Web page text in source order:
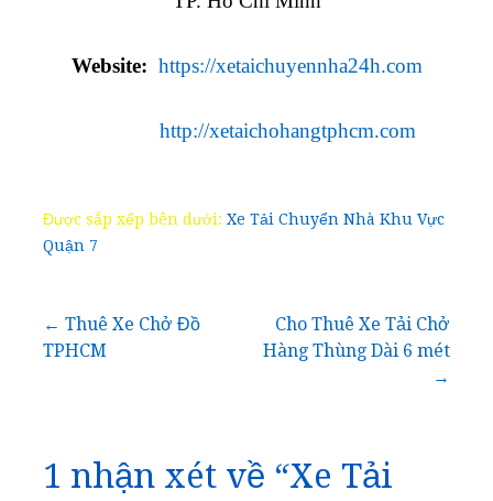
Website: https://xetaichuyennha24h.com
http://xetaichohangtphcm.com
Được sắp xếp bên dưới: Xe Tải Chuyển Nhà Khu Vực
Quận 7
Điều
viết
← Thuê Xe Chở Đồ
TPHCM
Cho Thuê Xe Tải Chở
Hàng Thùng Dài 6 mét
→
1 nhận xét về “Xe Tải